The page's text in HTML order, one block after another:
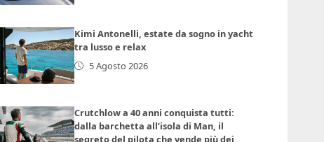
Kimi Antonelli, estate da sogno in yacht
tra lusso e relax
5 Agosto 2026
Crutchlow a 40 anni conquista tutti:
dalla barchetta all’isola di Man, il
segreto del pilota che vende più dei